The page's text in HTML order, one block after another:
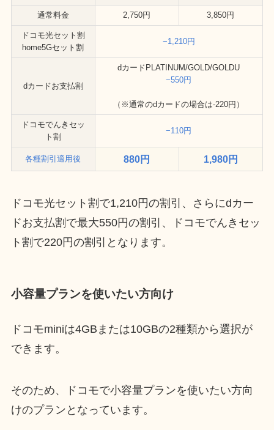
通常料金 2,750円 3,850円
ドコモ光セット割
home5Gセット割
−1,210円
dカードお支払割
dカードPLATINUM/GOLD/GOLDU
−550円
（※通常のdカードの場合は-220円）
ドコモでんきセッ
ト割
−110円
各種割引適用後 880円 1,980円
ドコモ光セット割で1,210円の割引、さらにdカー
ドお支払割で最大550円の割引、ドコモでんきセッ
ト割で220円の割引となります。
小容量プランを使いたい方向け
ドコモminiは4GBまたは10GBの2種類から選択が
できます。
そのため、ドコモで小容量プランを使いたい方向
けのプランとなっています。